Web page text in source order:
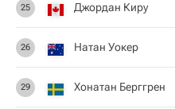
25 Джордан Киру
26 Натан Уокер
29 Хонатан Берггрен